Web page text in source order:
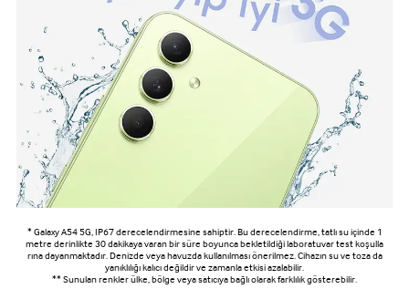
* Galaxy A54 5G, IP67 derecelendirmesine sahiptir. Bu derecelendirme, tatlı su içinde 1
metre derinlikte 30 dakikaya varan bir süre boyunca bekletildiği laboratuvar test koşulla
rına dayanmaktadır. Denizde veya havuzda kullanılması önerilmez. Cihazın su ve toza da
yanıklılığı kalıcı değildir ve zamanla etkisi azalabilir.
** Sunulan renkler ülke, bölge veya satıcıya bağlı olarak farklılık gösterebilir.